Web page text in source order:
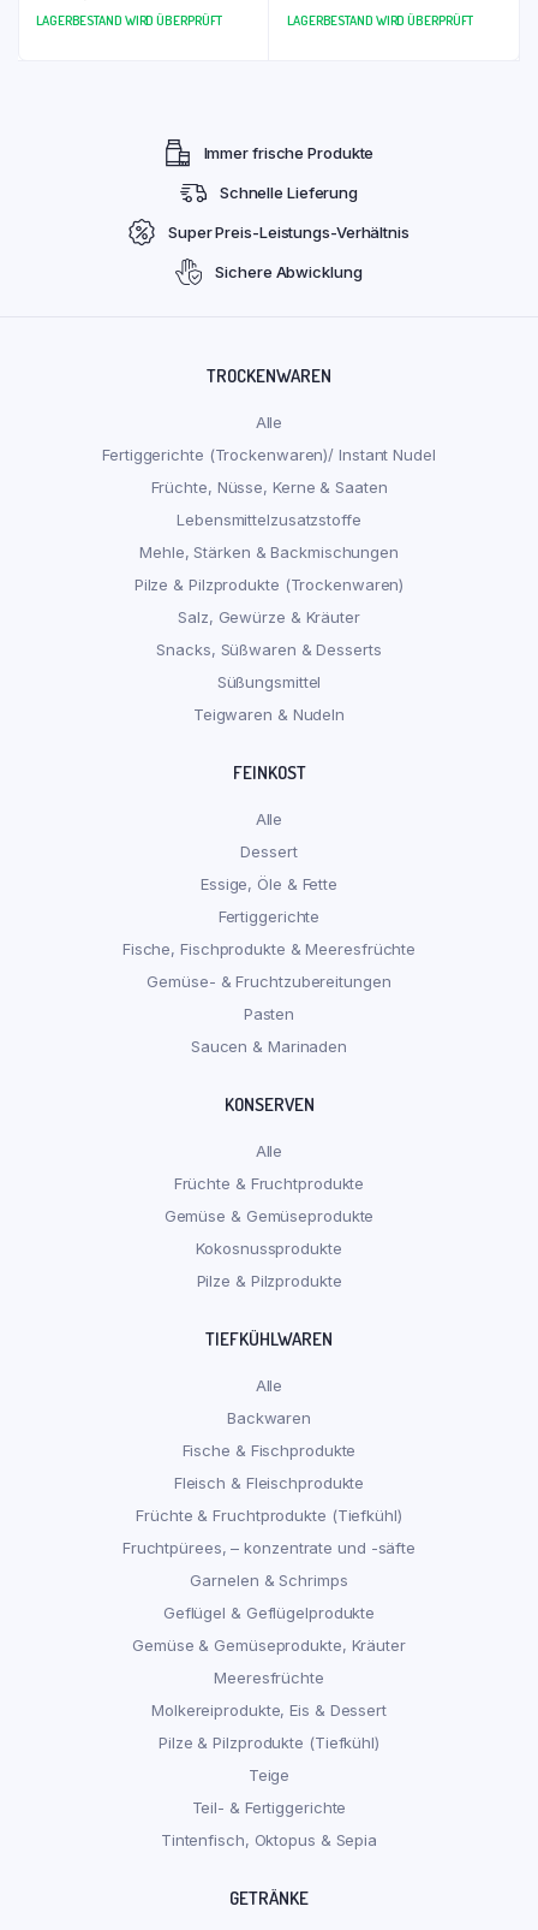
LAGERBESTAND WIRD ÜBERPRÜFT LAGERBESTAND WIRD ÜBERPRÜFT
Immer frische Produkte
Schnelle Lieferung
Super Preis-Leistungs-Verhältnis
Sichere Abwicklung
TROCKENWAREN
Alle
Fertiggerichte (Trockenwaren)/ Instant Nudel
Früchte, Nüsse, Kerne & Saaten
Lebensmittelzusatzstoffe
Mehle, Stärken & Backmischungen
Pilze & Pilzprodukte (Trockenwaren)
Salz, Gewürze & Kräuter
Snacks, Süßwaren & Desserts
Süßungsmittel
Teigwaren & Nudeln
FEINKOST
Alle
Dessert
Essige, Öle & Fette
Fertiggerichte
Fische, Fischprodukte & Meeresfrüchte
Gemüse- & Fruchtzubereitungen
Pasten
Saucen & Marinaden
KONSERVEN
Alle
Früchte & Fruchtprodukte
Gemüse & Gemüseprodukte
Kokosnussprodukte
Pilze & Pilzprodukte
TIEFKÜHLWAREN
Alle
Backwaren
Fische & Fischprodukte
Fleisch & Fleischprodukte
Früchte & Fruchtprodukte (Tiefkühl)
Fruchtpürees, – konzentrate und -säfte
Garnelen & Schrimps
Geflügel & Geflügelprodukte
Gemüse & Gemüseprodukte, Kräuter
Meeresfrüchte
Molkereiprodukte, Eis & Dessert
Pilze & Pilzprodukte (Tiefkühl)
Teige
Teil- & Fertiggerichte
Tintenfisch, Oktopus & Sepia
GETRÄNKE